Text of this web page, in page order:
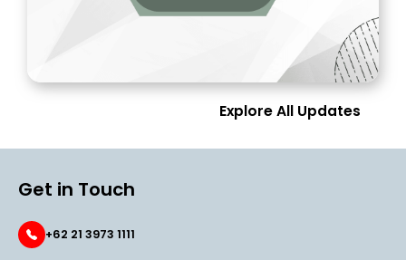
Explore All Updates
Get in Touch
+62 21 3973 1111